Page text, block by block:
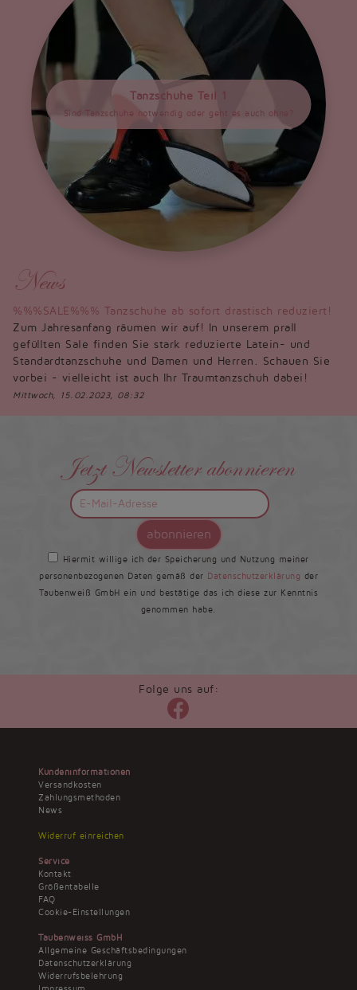
Tanzschuhe Teil 1
Sind Tanzschuhe notwendig oder geht es auch ohne?
News
%%%SALE%%% Tanzschuhe ab sofort drastisch reduziert!
Zum Jahresanfang räumen wir auf! In unserem prall
gefüllten Sale finden Sie stark reduzierte Latein- und
Standardtanzschuhe und Damen und Herren. Schauen Sie
vorbei - vielleicht ist auch Ihr Traumtanzschuh dabei!
Mittwoch, 15.02.2023, 08:32
Jetzt Newsletter abonnieren
abonnieren
Hiermit willige ich der Speicherung und Nutzung meiner
personenbezogenen Daten gemäß der Datenschutzerklärung der
Taubenweiß GmbH ein und bestätige das ich diese zur Kenntnis
genommen habe.
Folge uns auf:
Kundeninformationen
Versandkosten
Zahlungsmethoden
News
Widerruf einreichen
Service
Kontakt
Größentabelle
FAQ
Cookie-Einstellungen
Taubenweiss GmbH
Allgemeine Geschäftsbedingungen
Datenschutzerklärung
Widerrufsbelehrung